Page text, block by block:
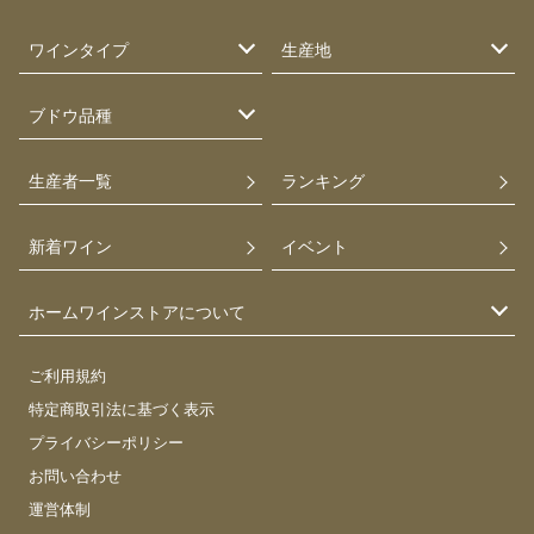
ワインタイプ 生産地
ブドウ品種
生産者一覧 ランキング
新着ワイン イベント
ホームワインストアについて
ご利用規約
特定商取引法に基づく表示
プライバシーポリシー
お問い合わせ
運営体制